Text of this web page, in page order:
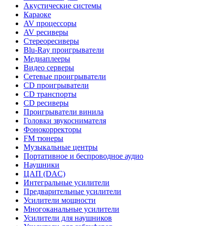
Акустические системы
Караоке
AV процессоры
AV ресиверы
Стереоресиверы
Blu-Ray проигрыватели
Медиаплееры
Видео серверы
Сетевые проигрыватели
CD проигрыватели
CD транспорты
CD ресиверы
Проигрыватели винила
Головки звукоснимателя
Фонокорректоры
FM тюнеры
Музыкальные центры
Портативное и беспроводное аудио
Наушники
ЦАП (DAC)
Интегральные усилители
Предварительные усилители
Усилители мощности
Многоканальные усилители
Усилители для наушников